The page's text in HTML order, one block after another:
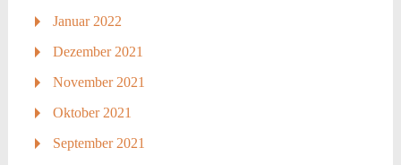
Januar 2022
Dezember 2021
November 2021
Oktober 2021
September 2021